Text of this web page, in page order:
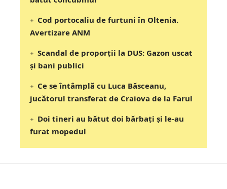
Cod portocaliu de furtuni în Oltenia.
Avertizare ANM
Scandal de proporții la DUS: Gazon uscat
și bani publici
Ce se întâmplă cu Luca Băsceanu,
jucătorul transferat de Craiova de la Farul
Doi tineri au bătut doi bărbați și le-au
furat mopedul